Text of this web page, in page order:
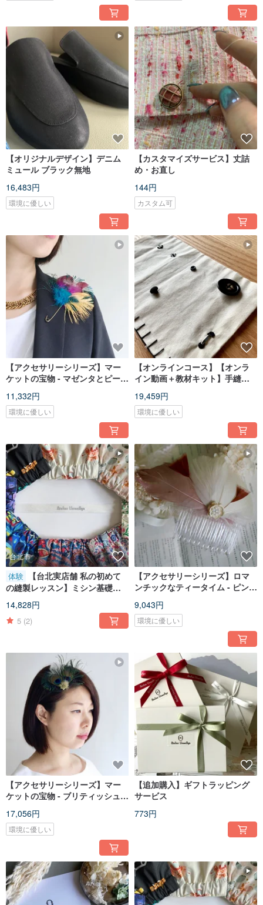
【オリジナルデザイン】デニム
ミュール ブラック無地
16,483円
環境に優しい
【カスタマイズサービス】丈詰
め・お直し
144円
カスタム可
【アクセサリーシリーズ】マー
ケットの宝物 - マゼンタとピーコ
11,332円
環境に優しい
【オンラインコース】【オンラ
イン動画＋教材キット】手縫い
19,459円
環境に優しい
台北市
体験
【台北実店舗 私の初めて
の縫製レッスン】ミシン基礎入
門マンツーマン
14,828円
5 (2)
【アクセサリーシリーズ】ロマ
ンチックなティータイム - ピンク
9,043円
環境に優しい
【アクセサリーシリーズ】マー
ケットの宝物 - ブリティッシュミ
17,056円
環境に優しい
【追加購入】ギフトラッピング
サービス
773円